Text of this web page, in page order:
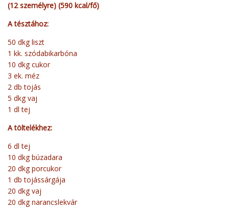
(12 személyre) (590 kcal/fő)
A tésztához:
50 dkg liszt
1 kk. szódabikarbóna
10 dkg cukor
3 ek. méz
2 db tojás
5 dkg vaj
1 dl tej
A töltelékhez:
6 dl tej
10 dkg búzadara
20 dkg porcukor
1 db tojássárgája
20 dkg vaj
20 dkg narancslekvár